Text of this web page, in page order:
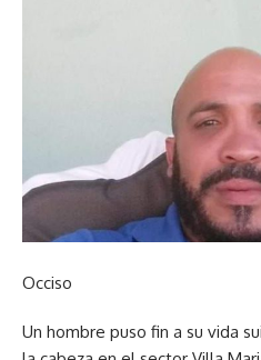
Occiso
Un hombre puso fin a su vida